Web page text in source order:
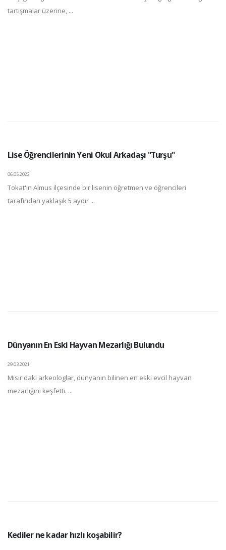
tartışmalar üzerine, ...
Lise Öğrencilerinin Yeni Okul Arkadaşı "Turşu"
06.05.2022
Tokat'ın Almus ilçesinde bir lisenin öğretmen ve öğrencileri
tarafından yaklaşık 5 aydır ...
Dünyanın En Eski Hayvan Mezarlığı Bulundu
29.03.2021
Mısır'daki arkeologlar, dünyanın bilinen en eski evcil hayvan
mezarlığını keşfetti. ...
Kediler ne kadar hızlı koşabilir?